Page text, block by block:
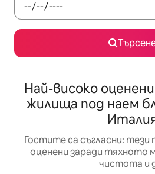
Най-високо
жилища под наем
Гостите са съгласни: тези
оценени заради тяхното
чистота и